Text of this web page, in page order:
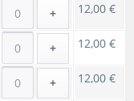
+ 12,00 €
+ 12,00 €
+ 12,00 €